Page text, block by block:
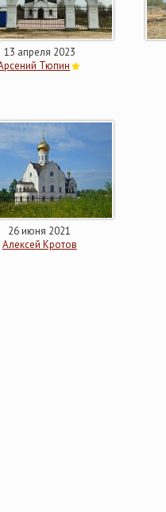
13 апреля 2023
Тюпин
26 июня 2021
Алексей Кротов